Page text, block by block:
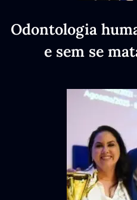
Odontologia
e sem se